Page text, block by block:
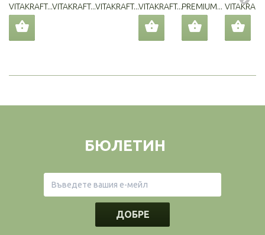
VITAKRAFT...VITAKRAFT...VITAKRAFT...VITAKRAFT...PREMIUM...
БЮЛЕТИН
ДОБРЕ